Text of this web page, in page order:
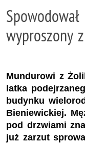
wyproszony
Mundurowi z
latka
budynku
Bieniewickiej.
pod drzwiami
już zarzut